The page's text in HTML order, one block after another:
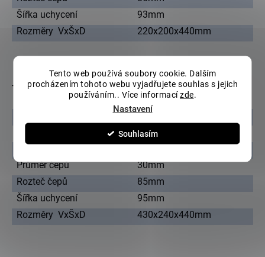
Tento web používá soubory cookie. Dalším
procházením tohoto webu vyjadřujete souhlas s jejich
používáním.. Více informacízde.
Nastavení
Souhlasím
Šířka uchycení
93mm
Rozměry VxŠxD
220x200x440mm
Technická specifikace lžíce 2.0 - 2.6 tuny
200mm
15kg
Objem lžíce
0.013m3
Průměr čepů
30mm
Rozteč čepů
85mm
Šířka uchycení
95mm
Rozměry VxŠxD
430x240x440mm